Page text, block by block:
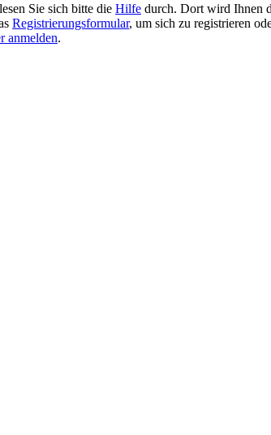
Sie sich bitte die Hilfe durch. Dort wird Ihnen
Registrierungsformular, um sich zu registrieren
anmelden.